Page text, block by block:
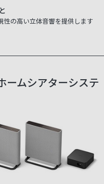
性の高い立体音響を提供します
ムシアターシステ